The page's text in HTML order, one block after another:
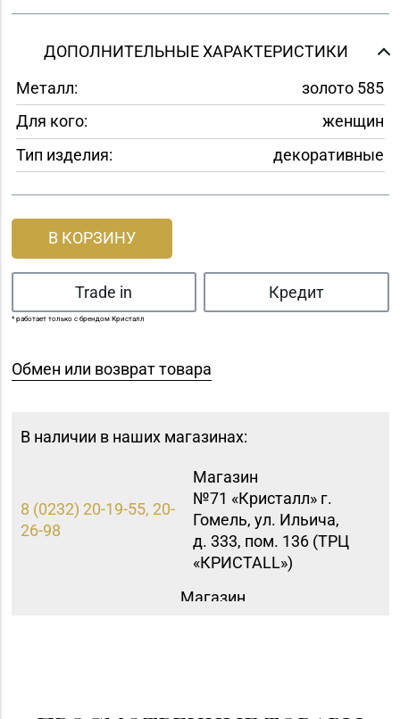
ДОПОЛНИТЕЛЬНЫЕ ХАРАКТЕРИСТИКИ
Металл:
золото 585
Для кого:
женщин
Тип изделия:
декоративные
В КОРЗИНУ
Trade in Кредит
* работает только с брендом Кристалл
Обмен или возврат товара
В наличии в наших магазинах:
8 (0232) 20-19-55, 20-
26-98
Магазин
№71 «Кристалл» г.
Гомель, ул. Ильича,
д. 333, пом. 136 (ТРЦ
«КРИСТАLL»)
Магазин